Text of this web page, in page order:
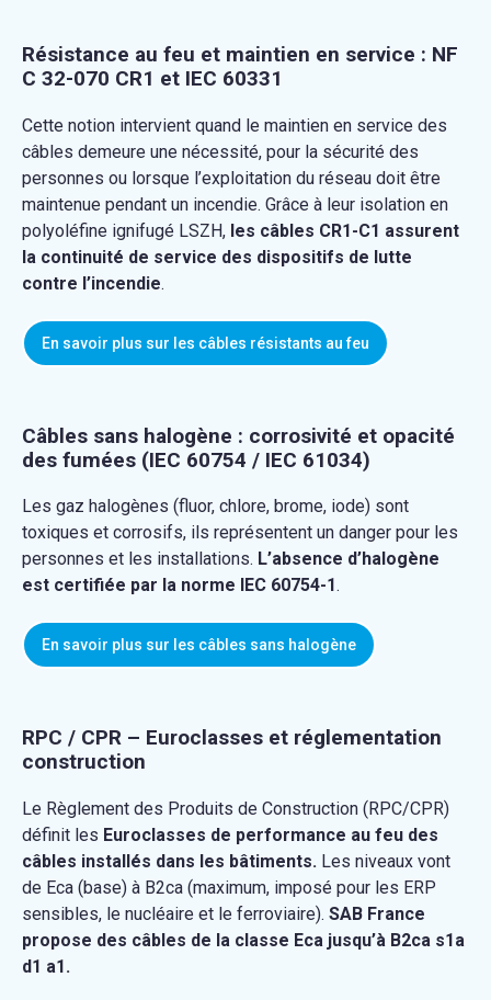
Résistance au feu et maintien en service : NF
C 32-070 CR1 et IEC 60331
Cette notion intervient quand le maintien en service des
câbles demeure une nécessité, pour la sécurité des
personnes ou lorsque l’exploitation du réseau doit être
maintenue pendant un incendie. Grâce à leur isolation en
polyoléfine ignifugé LSZH, les câbles CR1-C1 assurent
la continuité de service des dispositifs de lutte
contre l’incendie.
En savoir plus sur les câbles résistants au feu
Câbles sans halogène : corrosivité et opacité
des fumées (IEC 60754 / IEC 61034)
Les gaz halogènes (fluor, chlore, brome, iode) sont
toxiques et corrosifs, ils représentent un danger pour les
personnes et les installations. L’absence d’halogène
est certifiée par la norme IEC 60754-1.
En savoir plus sur les câbles sans halogène
RPC / CPR – Euroclasses et réglementation
construction
Le Règlement des Produits de Construction (RPC/CPR)
définit les Euroclasses de performance au feu des
câbles installés dans les bâtiments. Les niveaux vont
de Eca (base) à B2ca (maximum, imposé pour les ERP
sensibles, le nucléaire et le ferroviaire). SAB France
propose des câbles de la classe Eca jusqu’à B2ca s1a
d1 a1.